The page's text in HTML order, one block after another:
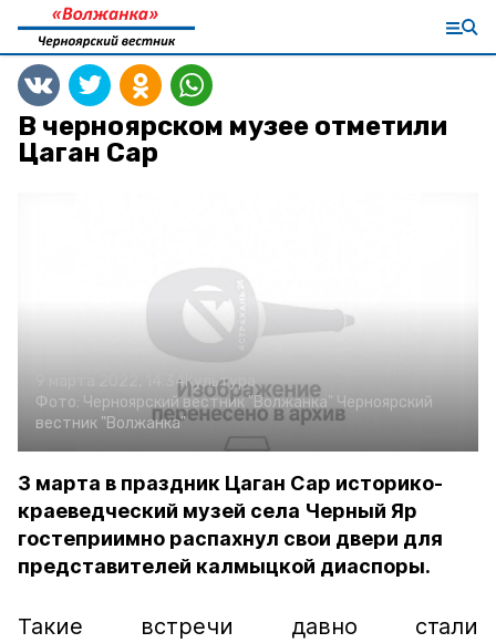
В черноярском музее отметили
Цаган Сар
9 марта 2022, 14:34Культура
Фото: Черноярский вестник "Волжанка" Черноярский
вестник "Волжанка"
3 марта в праздник Цаган Сар историко-
краеведческий музей села Черный Яр
гостеприимно распахнул свои двери для
представителей калмыцкой диаспоры.
Такие встречи давно стали